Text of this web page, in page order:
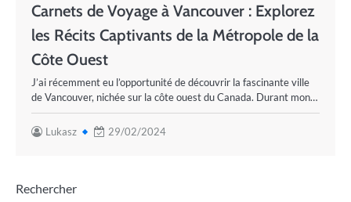
Carnets de Voyage à Vancouver : Explorez
les Récits Captivants de la Métropole de la
Côte Ouest
J’ai récemment eu l’opportunité de découvrir la fascinante ville
de Vancouver, nichée sur la côte ouest du Canada. Durant mon…
Lukasz 29/02/2024
Rechercher